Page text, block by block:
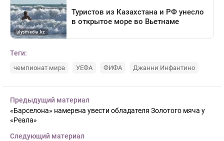
Теги:
чемпионат мира УЕФА ФИФА Джанни Инфантино
Предыдущий материал
«Барселона» намерена увести обладателя Золотого мяча у
«Реала»
Следующий материал